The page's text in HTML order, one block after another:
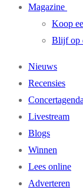
Magazine
Koop
Blijf op
Nieuws
Recensies
Concertagenda
Livestream
Blogs
Winnen
Lees online
Adverteren